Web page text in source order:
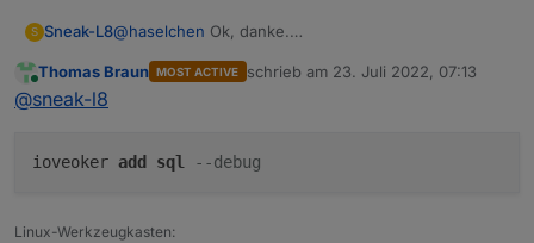
S Sneak-L8@haselchen Ok, danke.
Aber bleibt dabei, die Installation läuft enfahcn icht
pi@raspberrypi:~ $ iob stop
host.raspberrypi object sql.admin deleted
Online
Thomas Braun MOST ACTIVE schrieb am 23. Juli 2022, 07:13
zuletzt editiert von
@sneak-l8
ioveoker add sql --debug
Linux-Werkzeugkasten: